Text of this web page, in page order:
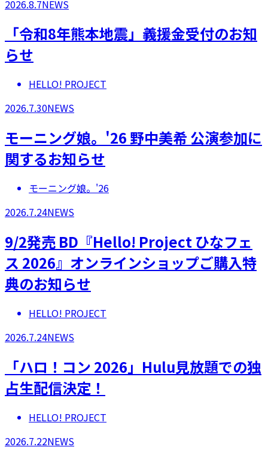
2026.8.7NEWS
「令和8年熊本地震」義援金受付のお知
らせ
HELLO! PROJECT
2026.7.30NEWS
モーニング娘。'26 野中美希 公演参加に
関するお知らせ
モーニング娘。'26
2026.7.24NEWS
9/2発売 BD『Hello! Project ひなフェ
ス 2026』オンラインショップご購入特
典のお知らせ
HELLO! PROJECT
2026.7.24NEWS
「ハロ！コン 2026」Hulu見放題での独
占生配信決定！
HELLO! PROJECT
2026.7.22NEWS